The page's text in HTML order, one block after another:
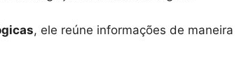
, ele reúne informações de maneira